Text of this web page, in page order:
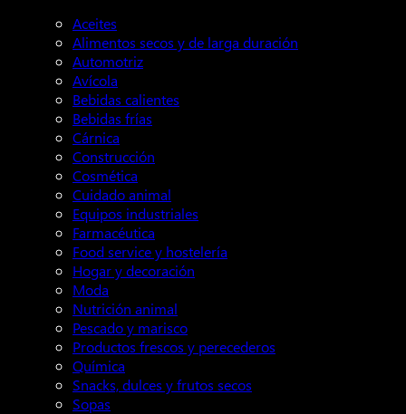
Aceites
Alimentos secos y de larga duración
Automotriz
Avícola
Bebidas calientes
Bebidas frías
Cárnica
Construcción
Cosmética
Cuidado animal
Equipos industriales
Farmacéutica
Food service y hostelería
Hogar y decoración
Moda
Nutrición animal
Pescado y marisco
Productos frescos y perecederos
Química
Snacks, dulces y frutos secos
Sopas